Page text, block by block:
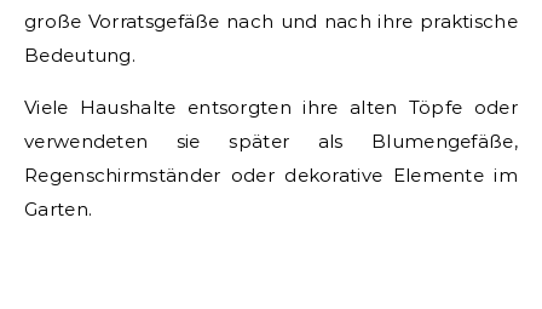
große Vorratsgefäße nach und nach ihre praktische
Bedeutung.
Viele Haushalte entsorgten ihre alten Töpfe oder
verwendeten sie später als Blumengefäße,
Regenschirmständer oder dekorative Elemente im
Garten.